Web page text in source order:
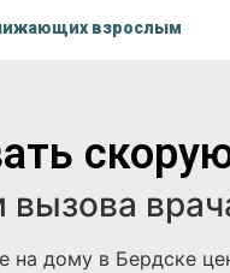
взрослым
дому в Бердске